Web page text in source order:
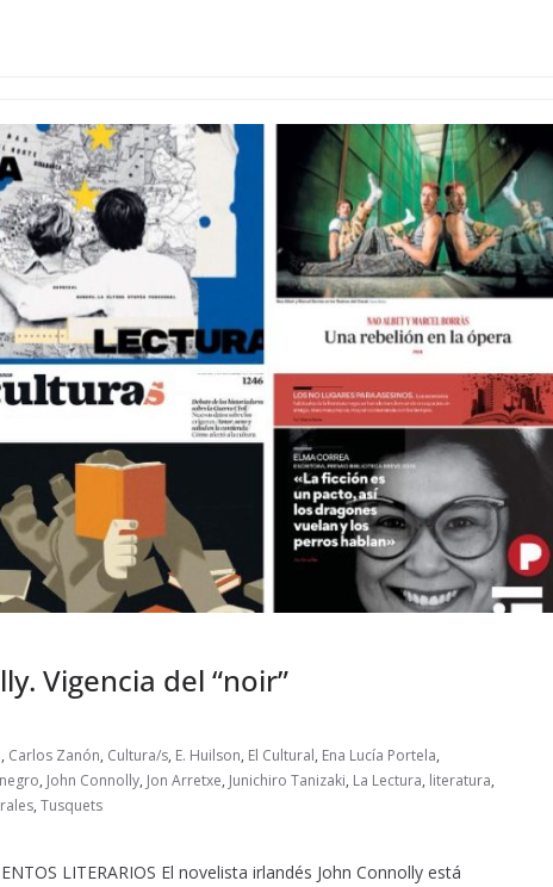
Vigencia del “noir”
, Carlos Zanón, Cultura/s, E. Huilson, El Cultural, Ena Lucía Portela,
, John Connolly, Jon Arretxe, Junichiro Tanizaki, La Lectura, literatura,
, Tusquets
LITERARIOS El novelista irlandés John Connolly está